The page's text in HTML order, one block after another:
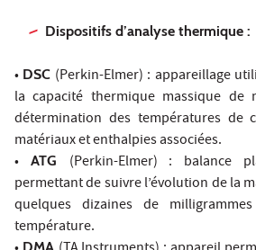
Dispositifs d’analyse thermique :
• DSC (Perkin-Elmer) : appareillage
la capacité thermique massique de
détermination des températures de
matériaux et enthalpies associées.
•
ATG (Perkin-Elmer) : balance
permettant de suivre l’évolution de la
quelques dizaines de
température.